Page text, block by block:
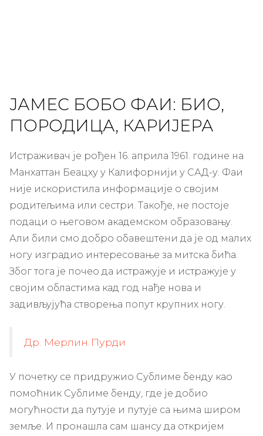
ЈАМЕС БОБО ФАИ: БИО,
ПОРОДИЦА, КАРИЈЕРА
Истраживач је рођен 16. априла 1961. године на
Манхаттан Беацху у Калифорнији у САД-у. Фаи
није искористила информације о својим
родитељима или сестри. Такође, не постоје
подаци о његовом академском образовању.
Али били смо добро обавештени да је од малих
ногу изградио интересовање за митска бића.
Због тога је почео да истражује и истражује у
својим областима кад год нађе нова и
задивљујућа створења попут крупних ногу.
Др. Мерлин Пурди
У почетку се придружио Сублиме бенду као
помоћник Сублиме бенду, где је добио
могућности да путује и путује са њима широм
земље. И пронашла сам шансу да откријем